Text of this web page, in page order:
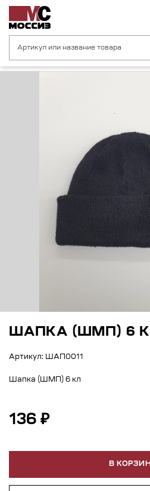
Главная страница
ШАПКА (ШМП) 6
Артикул: ШАП0011
Шапка (ШМП) 6 кл
136 ₽
В